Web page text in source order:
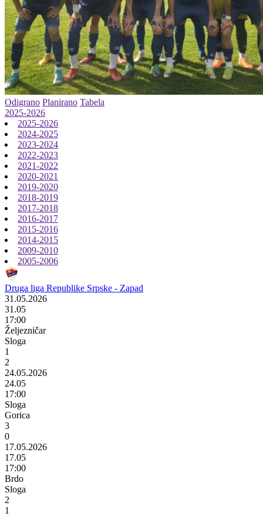
Odigrano Planirano Tabela
2025-2026
2025-2026
2024-2025
2023-2024
2022-2023
2021-2022
2020-2021
2019-2020
2018-2019
2017-2018
2016-2017
2015-2016
2014-2015
2009-2010
2005-2006
Druga liga Republike Srpske - Zapad
31.05.2026
31.05
17:00
Željezničar
Sloga
1
2
24.05.2026
24.05
17:00
Sloga
Gorica
3
0
17.05.2026
17.05
17:00
Brdo
Sloga
2
1